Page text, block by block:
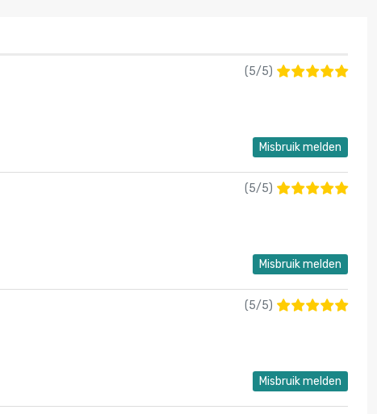
(5/5)
Misbruik melden
(5/5)
Misbruik melden
(5/5)
Misbruik melden